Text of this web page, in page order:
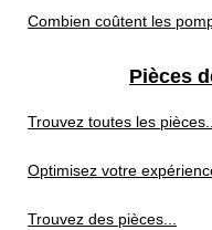
Combien coûtent les
Pièces
Trouvez toutes les
Optimisez votre
Trouvez des pièces...